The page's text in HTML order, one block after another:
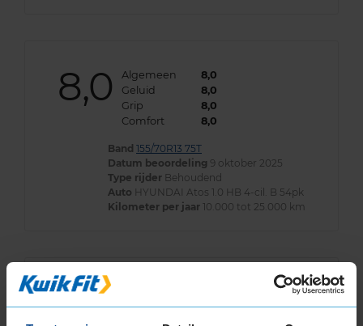
8,0 Algemeen
8,0
Geluid
8,0
Grip
8,0
Comfort
8,0
Band 155/70R13 75T
Datum beoordeling 9 oktober 2025
Type rijder Behoudend
Auto HYUNDAI Atos 1.0 HB 4-cil. B 54pk
Kilometer per jaar 10.000 tot 25.000 km
8,0
Geluid
8,0